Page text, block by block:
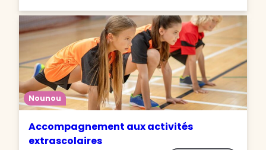
Nounou
Accompagnement aux activités
extrascolaires